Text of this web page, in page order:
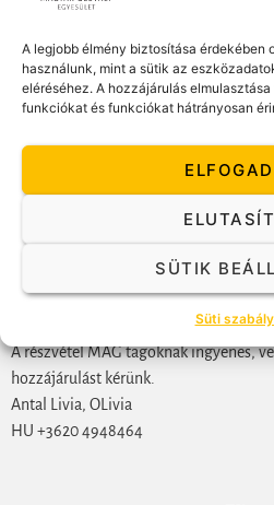
A legjobb élmény biztosítása érdekében
használunk, mint a sütik az
eléréséhez. A hozzájárulás
funkciókat és funkciókat hátrányosan
SÜTIK
Süti
felolvas.
Felvillantja az író műveinek sajátságos
montevideoi piactól a repülőtéri
Beszélgetést kezdeményez a
arról, hogy hogyan látjátok ezekben a
a Gestaltot?
Érdekes kitérő lehet Bucaynak fiához
gestalt-terapeuta.
Időpont: április 24, hétfő 18 óra
Helyszín: Alexandra Pódium, Nyugati
Mindenki szeretettel várnak a szervezők.
A részvétel MAG tagoknak ingyenes,
hozzájárulást kérünk.
Antal Livia, OLivia
HU +3620 4948464